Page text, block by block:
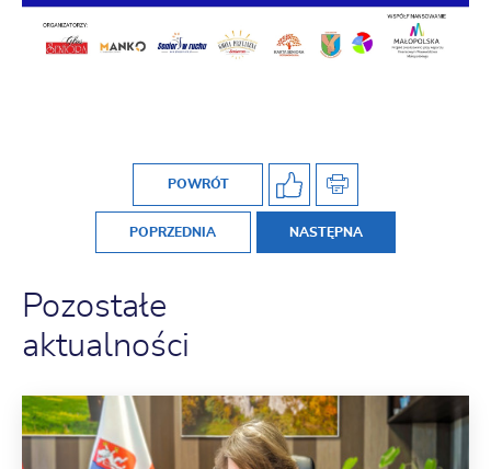
POWRÓT
POPRZEDNIA NASTĘPNA
Pozostałe
aktualności